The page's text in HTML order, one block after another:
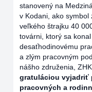
stanovený na
v Kodani, ako
veľkého štrajku 40
továrni, ktorý sa
desaťhodinovému
a zlým pracovným
nášho združenia, ZHK,
gratuláciou vyjadriť
pracovných a